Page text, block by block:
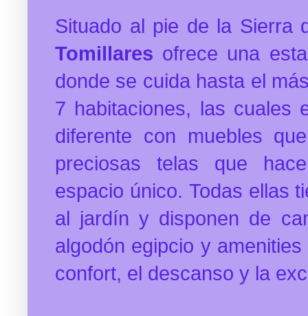
Situado al pie de la Sierra
Tomillares ofrece una
donde se cuida hasta el
7 habitaciones, las cuales
diferente con muebles
preciosas telas que
espacio único. Todas ellas
al jardín y disponen de
algodón egipcio y
confort, el descanso y la